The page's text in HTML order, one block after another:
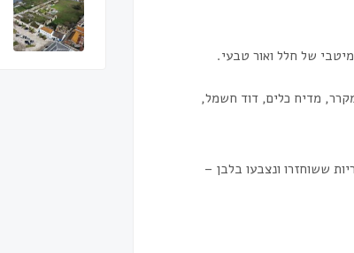
של חלל ואור טבעי.
מקרר, מדיח כלים, דוד חשמל,
ששוחזרו ונצבעו בלבן –